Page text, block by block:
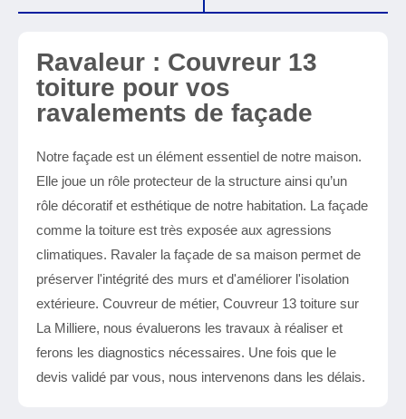
Ravaleur : Couvreur 13
toiture pour vos
ravalements de façade
Notre façade est un élément essentiel de notre maison.
Elle joue un rôle protecteur de la structure ainsi qu’un
rôle décoratif et esthétique de notre habitation. La façade
comme la toiture est très exposée aux agressions
climatiques. Ravaler la façade de sa maison permet de
préserver l'intégrité des murs et d'améliorer l'isolation
extérieure. Couvreur de métier, Couvreur 13 toiture sur
La Milliere, nous évaluerons les travaux à réaliser et
ferons les diagnostics nécessaires. Une fois que le
devis validé par vous, nous intervenons dans les délais.